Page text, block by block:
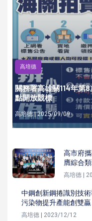
高培德
關務署高雄關114年第
點開放競標
高培德 | 2025/09/09
高市府
膺綜合
高培德 |
中鋼創新鋼捲識別技
污染物提升產能創雙贏
高培德 | 2023/12/12